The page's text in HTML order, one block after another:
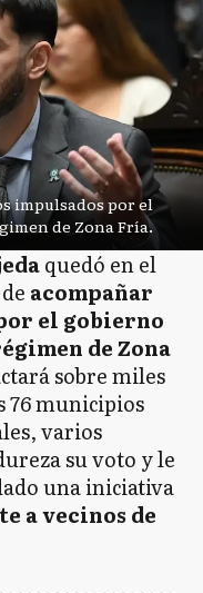
impulsados por el
de Zona Fría.
quedó en el
acompañar
el gobierno
de Zona
sobre miles
76 municipios
varios
su voto y le
una iniciativa
a vecinos de